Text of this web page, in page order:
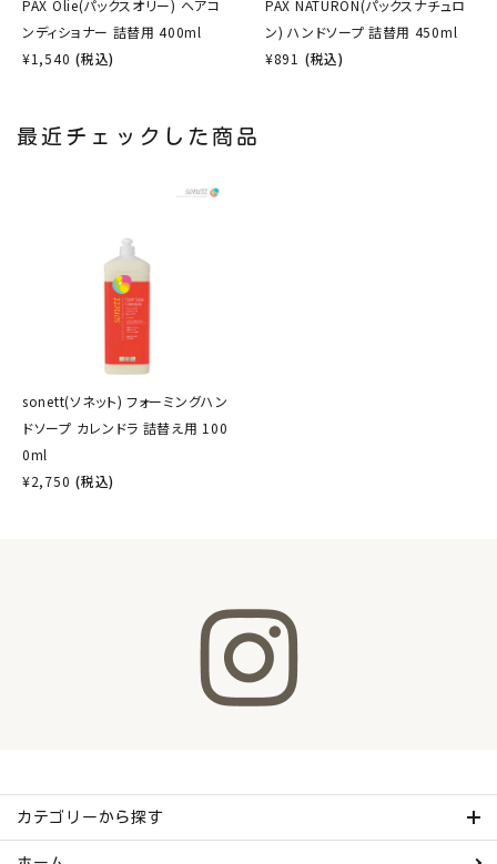
PAX Olie(パックスオリー) ヘアコ
ンディショナー 詰替用 400ml
¥1,540 (税込)
PAX NATURON(パックスナチュロ
ン) ハンドソープ 詰替用 450ml
¥891 (税込)
最近チェックした商品
sonett(ソネット) フォーミングハン
ドソープ カレンドラ 詰替え用 100
0ml
¥2,750 (税込)
カテゴリーから探す